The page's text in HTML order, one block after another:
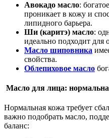
Авокадо масло:
проникает в кожу и
липидного барьера.
Ши (каритэ) масло:
идеально подходит для
Масло шиповника
свойства.
Облепиховое масло
Масло для лица:
Нормальная кожа требует
важно подобрать масло,
баланс: